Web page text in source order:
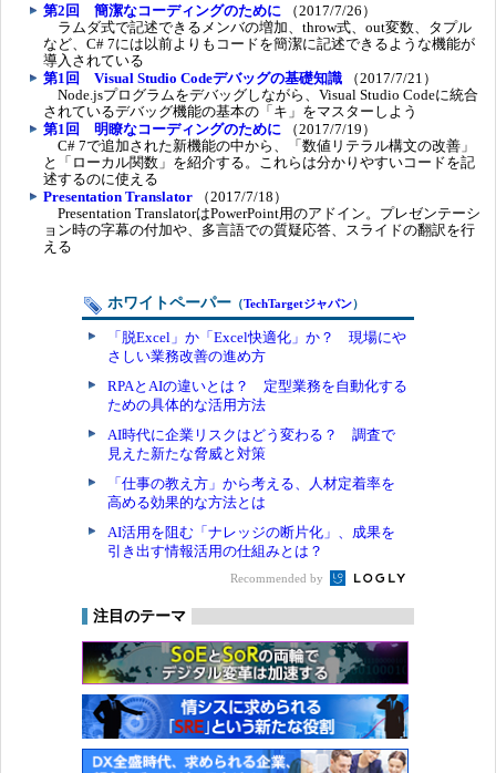
第2回 簡潔なコーディングのために （2017/7/26）
ラムダ式で記述できるメンバの増加、throw式、out変数、タプル
など、C# 7には以前よりもコードを簡潔に記述できるような機能が
導入されている
第1回 Visual Studio Codeデバッグの基礎知識 （2017/7/21）
Node.jsプログラムをデバッグしながら、Visual Studio Codeに統合
されているデバッグ機能の基本の「キ」をマスターしよう
第1回 明瞭なコーディングのために （2017/7/19）
C# 7で追加された新機能の中から、「数値リテラル構文の改善」
と「ローカル関数」を紹介する。これらは分かりやすいコードを記
述するのに使える
Presentation Translator （2017/7/18）
Presentation TranslatorはPowerPoint用のアドイン。プレゼンテーシ
ョン時の字幕の付加や、多言語での質疑応答、スライドの翻訳を行
える
ホワイトペーパー （TechTargetジャパン）
「脱Excel」か「Excel快適化」か？ 現場にや
さしい業務改善の進め方
RPAとAIの違いとは？ 定型業務を自動化する
ための具体的な活用方法
AI時代に企業リスクはどう変わる？ 調査で
見えた新たな脅威と対策
「仕事の教え方」から考える、人材定着率を
高める効果的な方法とは
AI活用を阻む「ナレッジの断片化」、成果を
引き出す情報活用の仕組みとは？
Recommended by
注目のテーマ